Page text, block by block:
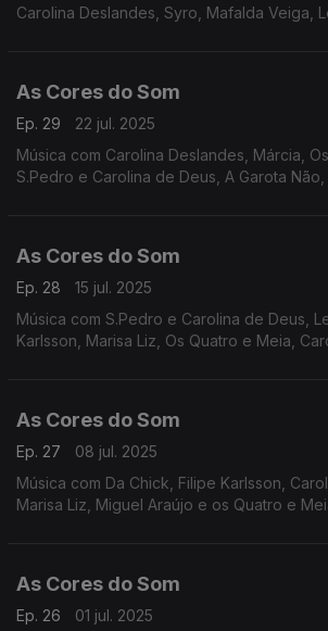
Carolina Deslandes, Syro, Mafalda Veiga,
As Cores do Som
Ep. 29
22 jul. 2025
Música com Carolina Deslandes, Márcia,
S.Pedro e Carolina de Deus, A Garota
As Cores do Som
Ep. 28
15 jul. 2025
Música com S.Pedro e Carolina de Deus,
Karlsson, Marisa Liz, Os Quatro e Meia,
As Cores do Som
Ep. 27
08 jul. 2025
Música com Da Chick, Filipe Karlsson,
Marisa Liz, Miguel Araújo e os Quatro e
As Cores do Som
Ep. 26
01 jul. 2025